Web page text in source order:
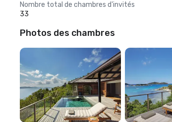
Nombre total de chambres d'invités
33
Photos des chambres